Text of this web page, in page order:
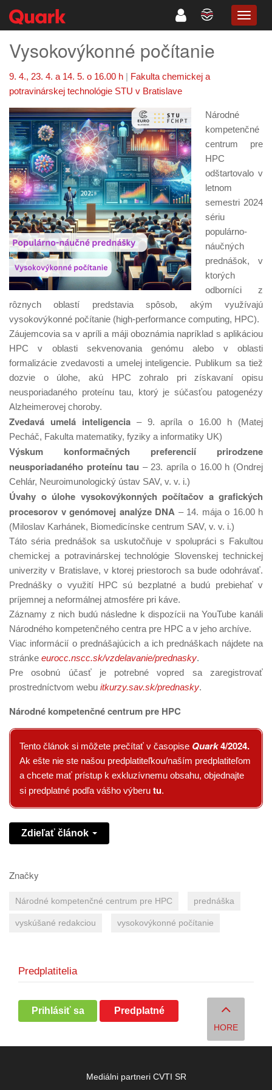
Vysokovýkonné počítanie
9. 4., 23. 4. a 14. 5. o 16.00 h | Fakulta chemickej a
potravinárskej technológie STU v Bratislave
Národné
kompetenčné
centrum pre
HPC
odštartovalo v
letnom
semestri 2024
sériu
populárno-
náučných
prednášok, v
ktorých
odborníci z
rôznych oblastí predstavia spôsob, akým využívajú
vysokovýkonné počítanie (high-performance computing, HPC).
Záujemcovia sa v apríli a máji oboznámia napríklad s aplikáciou
HPC v oblasti sekvenovania genómu alebo v oblasti
formalizácie zvedavosti a umelej inteligencie. Publikum sa tiež
dozvie o úlohe, akú HPC zohralo pri získavaní opisu
neusporiadaného proteínu tau, ktorý je súčasťou patogenézy
Alzheimerovej choroby.
Zvedavá umelá inteligencia– 9. apríla o 16.00 h (Matej
Pecháč, Fakulta matematiky, fyziky a informatiky UK)
Výskum konformačných preferencií prirodzene
neusporiadaného proteínu tau – 23. apríla o 16.00 h (Ondrej
Cehlár, Neuroimunologický ústav SAV, v. v. i.)
Úvahy o úlohe vysokovýkonných počítačov a grafických
procesorov v genómovej analýze DNA – 14. mája o 16.00 h
(Miloslav Karhánek, Biomedicínske centrum SAV, v. v. i.)
Táto séria prednášok sa uskutočňuje v spolupráci s Fakultou
chemickej a potravinárskej technológie Slovenskej technickej
univerzity v Bratislave, v ktorej priestoroch sa bude odohrávať.
Prednášky o využití HPC sú bezplatné a budú prebiehať v
príjemnej a neformálnej atmosfére pri káve.
Záznamy z nich budú následne k dispozícii na YouTube kanáli
Národného kompetenčného centra pre HPC a v jeho archíve.
Viac informácií o prednášajúcich a ich prednáškach nájdete na
stránke eurocc.nscc.sk/vzdelavanie/prednasky.
Pre osobnú účasť je potrebné vopred sa zaregistrovať
prostredníctvom webu itkurzy.sav.sk/prednasky.
Národné kompetenčné centrum pre HPC
Tento článok si môžete prečítať v časopise Quark4/2024.
Ak ešte nie ste našou predplatiteľkou/naším predplatiteľom
a chcete mať prístup k exkluzívnemu obsahu, objednajte
si predplatné podľa vášho výberu tu.
Zdieľať článok
Značky
Národné kompetenčné centrum pre HPC prednáška
vyskúšané redakciou vysokovýkonné počítanie
Predplatitelia
Prihlásiť sa Predplatné
HORE
Mediálni partneri CVTI SR